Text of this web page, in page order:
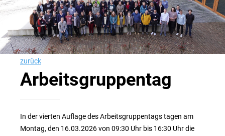
zurück
Arbeitsgruppentag
In der vierten Auflage des Arbeitsgruppentags tagen am
Montag, den 16.03.2026 von 09:30 Uhr bis 16:30 Uhr die